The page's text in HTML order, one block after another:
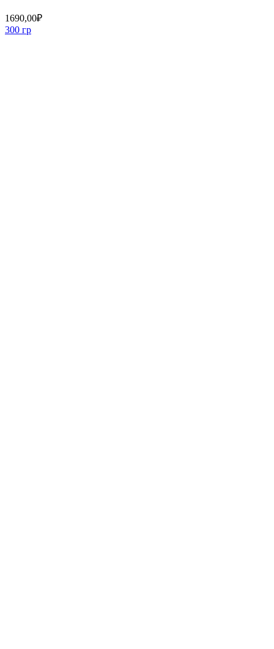
1690,00₽
300 гр